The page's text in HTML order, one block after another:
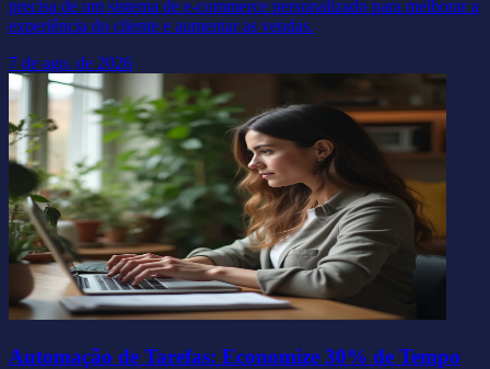
precisa de um sistema de e-commerce personalizado para melhorar a
experiência do cliente e aumentar as vendas.
7 de ago. de 2026
Automação de Tarefas: Economize 30% de Tempo